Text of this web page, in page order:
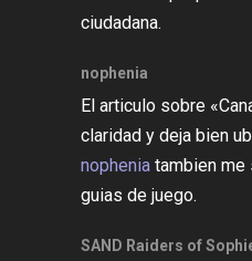
ciudadana.
nophenia
El articulo sobre
claridad y deja bien
nopheniatambien me
guias de juego.
SAND Raiders of